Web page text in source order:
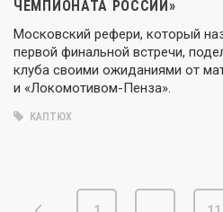
ЧЕМПИОНАТА РОССИИ»
Московский рефери, который
первой финальной встречи,
клуба своими ожиданиями от
и «Локомотивом-Пенза».
КАПТЮХ